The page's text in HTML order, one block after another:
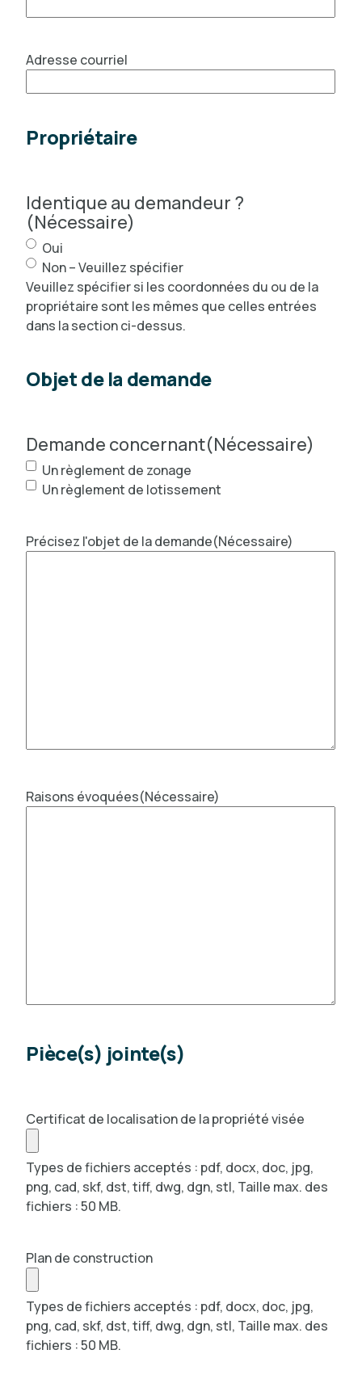
Adresse courriel
Propriétaire
Identique au demandeur ?
(Nécessaire)
Oui
Non – Veuillez spécifier
Veuillez spécifier si les coordonnées du ou de la
propriétaire sont les mêmes que celles entrées
dans la section ci-dessus.
Objet de la demande
Demande concernant(Nécessaire)
Un règlement de zonage
Un règlement de lotissement
Précisez l'objet de la demande(Nécessaire)
Raisons évoquées(Nécessaire)
Pièce(s) jointe(s)
Certificat de localisation de la propriété visée
Types de fichiers acceptés : pdf, docx, doc, jpg,
png, cad, skf, dst, tiff, dwg, dgn, stl, Taille max. des
fichiers : 50 MB.
Plan de construction
Types de fichiers acceptés : pdf, docx, doc, jpg,
png, cad, skf, dst, tiff, dwg, dgn, stl, Taille max. des
fichiers : 50 MB.